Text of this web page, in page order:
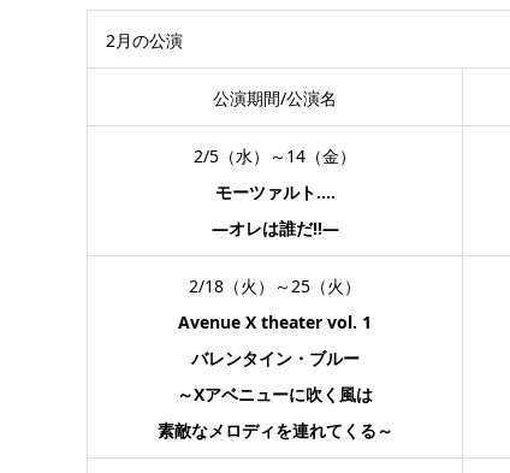
2月の公演
公演期間/公演名
2/5（水）～14（金）
モーツァルト‥‥
―オレは誰だ!!―
2/18（火）～25（火）
Avenue X theater vol. 1
バレンタイン・ブルー
～Xアベニューに吹く風は
素敵なメロディを連れてくる～